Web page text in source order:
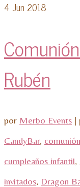
4 Jun 2018
Rubén
por Merbo Events |
CandyBar,
cumpleaños infantil,
invitados, Dragon